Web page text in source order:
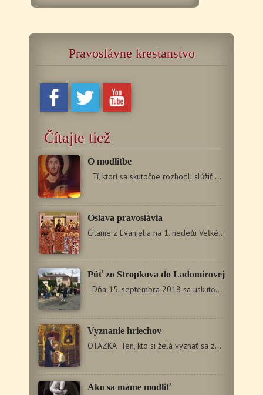
Pravoslávne krestanstvo
Čítajte tiež
O modlitbe
Tí, ktorí sa skutočne rozhodli slúžiť Pánovi,…
Oslava pravoslávia
Čítanie z Evanjelia na 1. nedeľu Veľkého pôstu Jn 1,…
Púť zo Stropkova do Ladomirovej
Dňa 15. septembra 2018 sa uskutočnila XXVIII. mládežnícka…
Vyznanie hriechov
OTÁZKA Ten, kto si želá vyznať sa zo svojich hriechov,…
Ako sa máme modliť